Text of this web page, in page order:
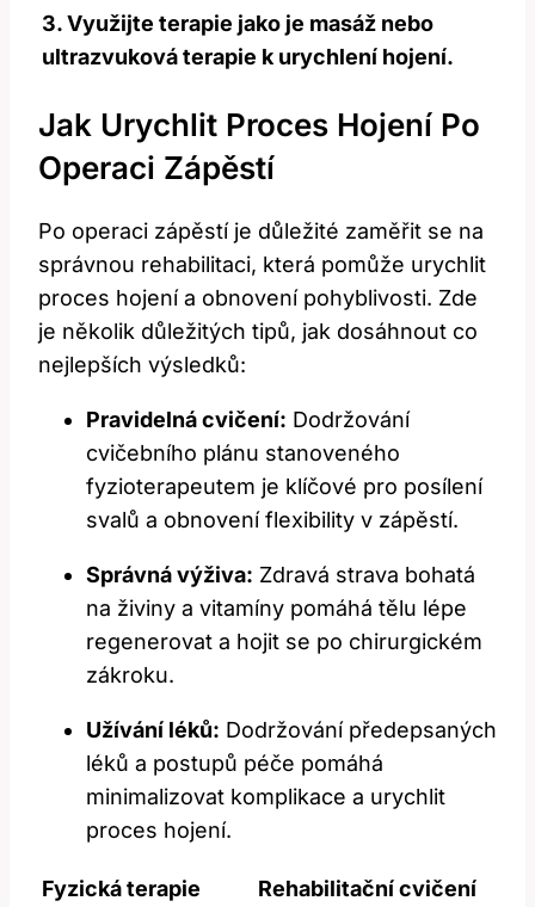
3. Využijte terapie jako je masáž nebo
ultrazvuková terapie k urychlení hojení.
Jak Urychlit Proces Hojení Po
Operaci Zápěstí
Po operaci‌ zápěstí je důležité⁣ zaměřit se na
správnou rehabilitaci, která‍ pomůže urychlit
proces hojení a obnovení pohyblivosti. Zde
⁤je několik důležitých tipů, jak dosáhnout⁣ co
nejlepších výsledků:
Pravidelná cvičení: Dodržování
cvičebního​ plánu stanoveného
fyzioterapeutem je klíčové pro posílení
svalů a obnovení flexibility v zápěstí.
Správná výživa: Zdravá strava bohatá
na živiny a vitamíny⁢ pomáhá tělu lépe
regenerovat a hojit se po chirurgickém
zákroku.
Užívání léků: Dodržování předepsaných
léků a postupů péče pomáhá
minimalizovat komplikace a urychlit
proces hojení.
Fyzická⁣ terapie
Rehabilitační cvičení